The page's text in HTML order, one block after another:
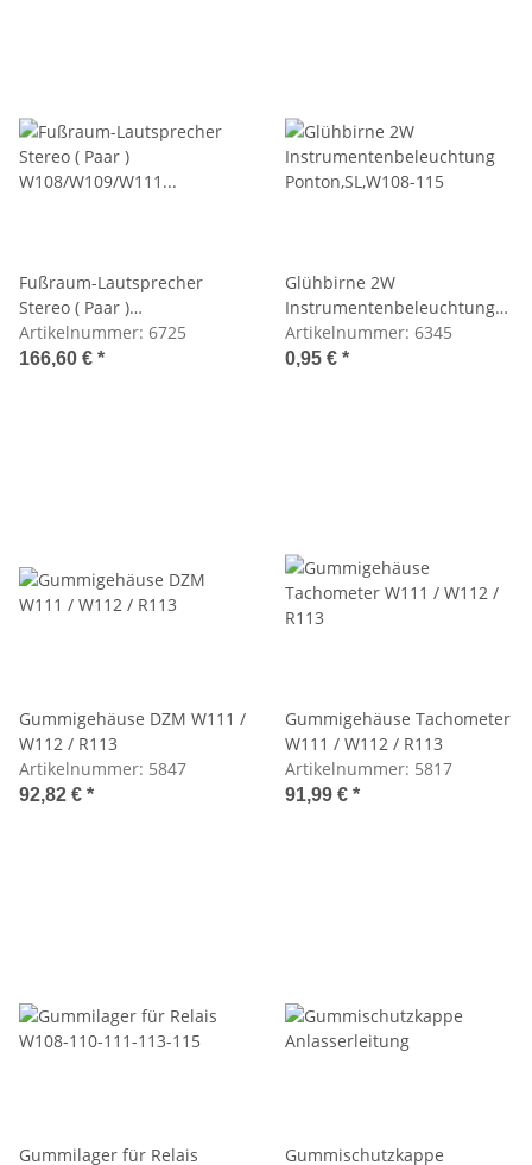
Fußraum-Lautsprecher
Stereo ( Paar )
W108/W109/W111 Coupe
Artikelnummer: 6725
166,60 € *
Glühbirne 2W
Instrumentenbeleuchtung
Ponton,SL,W108-115
Artikelnummer: 6345
0,95 € *
Gummigehäuse DZM W111 /
W112 / R113
Artikelnummer: 5847
92,82 € *
Gummigehäuse Tachometer
W111 / W112 / R113
Artikelnummer: 5817
91,99 € *
Gummilager für Relais Gummischutzkappe